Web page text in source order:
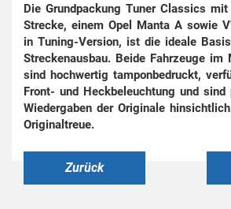
Die Grundpackung Tuner Classics
Strecke, einem Opel Manta A sowie
in Tuning-Version, ist die ideale
Streckenausbau. Beide Fahrzeuge im
sind hochwertig tamponbedruckt,
Front- und Heckbeleuchtung und sind
Wiedergaben der Originale
Originaltreue.
Zurück